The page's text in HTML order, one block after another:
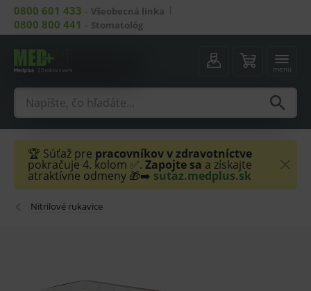
0800 601 433 – Všeobecná linka
0800 800 441 – Stomatológ
menu
🏆 Súťaž pre pracovníkov v zdravotníctve
pokračuje 4. kolom ✅. Zapojte sa a získajte
atraktívne odmeny 🎁➡️ sutaz.medplus.sk
Nitrilové rukavice